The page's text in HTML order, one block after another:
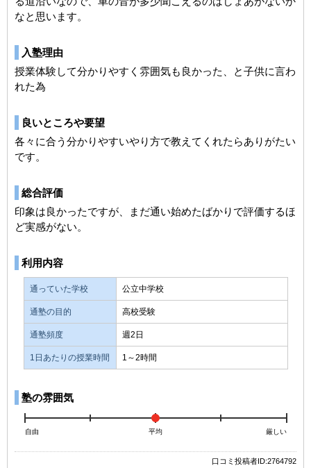
なと思います。
入塾理由
授業体験して分かりやすく雰囲気も良かった、と子供に言わ
れた為
良いところや要望
各々に合う分かりやすいやり方で教えてくれたらありがたい
です。
総合評価
印象は良かったですが、まだ通い始めたばかりで評価するほ
ど実感がない。
利用内容
通っていた学校 公立中学校
通塾の目的 高校受験
通塾頻度 週2日
1日あたりの授業時間 1～2時間
塾の雰囲気
自由 平均 厳しい
口コミ投稿者ID:2764792